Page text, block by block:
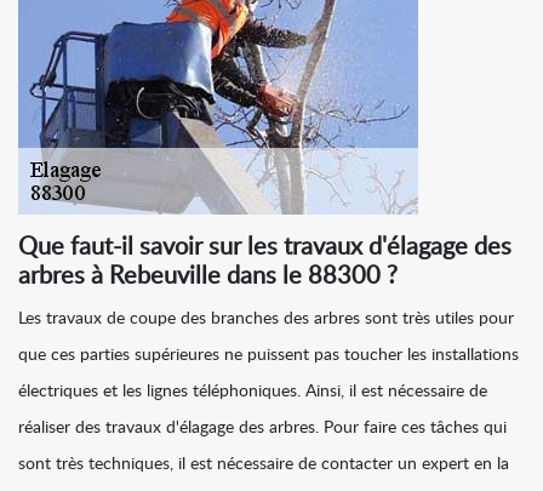
Que faut-il savoir sur les travaux d'élagage des
arbres à Rebeuville dans le 88300 ?
Les travaux de coupe des branches des arbres sont très utiles pour
que ces parties supérieures ne puissent pas toucher les installations
électriques et les lignes téléphoniques. Ainsi, il est nécessaire de
réaliser des travaux d'élagage des arbres. Pour faire ces tâches qui
sont très techniques, il est nécessaire de contacter un expert en la